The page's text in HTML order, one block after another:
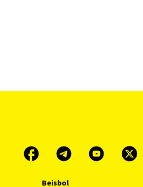
Beisbol